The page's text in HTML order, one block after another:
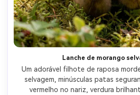
Lanche de morango
Um adorável filhote de raposa
selvagem, minúsculas patas
vermelho no nariz, verdura